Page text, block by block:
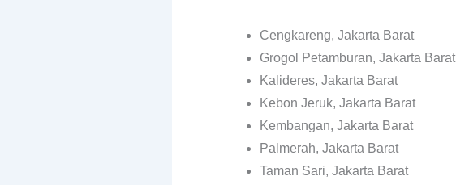
Cengkareng, Jakarta Barat
Grogol Petamburan, Jakarta Barat
Kalideres, Jakarta Barat
Kebon Jeruk, Jakarta Barat
Kembangan, Jakarta Barat
Palmerah, Jakarta Barat
Taman Sari, Jakarta Barat